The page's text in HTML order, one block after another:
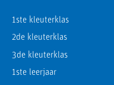
1ste kleuterklas
2de kleuterklas
3de kleuterklas
1ste leerjaar